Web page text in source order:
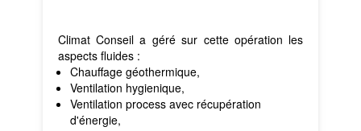
Climat Conseil a géré sur cette opération les
aspects fluides :
Chauffage géothermique,
Ventilation hygienique,
Ventilation process avec récupération
d'énergie,